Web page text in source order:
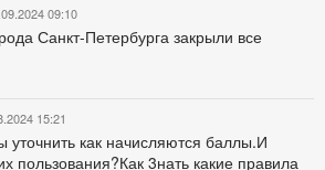
09:10
Санкт-Петербурга закрыли все
15:21
уточнить как начисляются баллы.И
пользования?Как 3нать какие правила